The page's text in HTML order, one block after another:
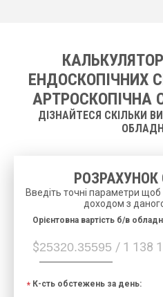
ЕНДОСКОПІЧНИХ
АРТРОСКОПІЧНА
ДІЗНАЙТЕСЯ СКІЛЬКИ
РОЗРАХУНОК
Введіть точні параметри
доходом з
$ / 1 138
Орієнтовна вартість б/в
К-сть обстежень за день: